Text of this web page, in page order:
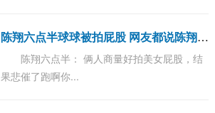
生们...
陈
翔六点半球球被拍屁股 网友都说陈翔六点半球球像柳岩
陈翔六点半： 俩人商量好拍美女屁股，结
果悲催了跑啊你...